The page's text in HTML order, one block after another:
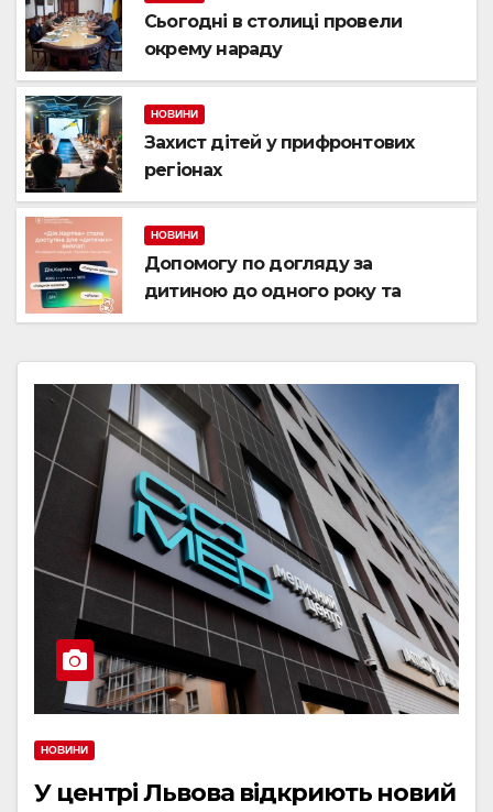
Сьогодні в столиці провели
окрему нараду
НОВИНИ
Захист дітей у прифронтових
регіонах
НОВИНИ
Допомогу по догляду за
дитиною до одного року та
«єЯсла» можна отримувати на
НОВИНИ
У центрі Львова відкриють новий